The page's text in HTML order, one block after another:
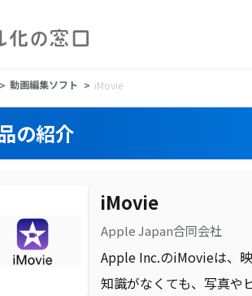
動画編集ソフト iMovie
の紹介
iMovie
Apple Japan合同会社
Apple Inc.のiMovieは、
知識がなくても、写真や